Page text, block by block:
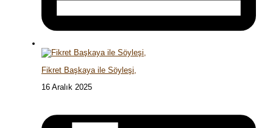
Fikret Başkaya ile Söyleşi,
16 Aralık 2025